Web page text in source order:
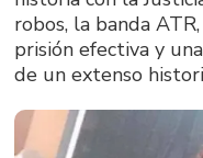
robos, la banda
prisión efectiva y
de un extenso